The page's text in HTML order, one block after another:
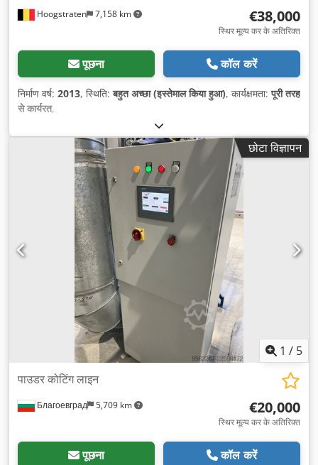
Hoogstraten 7,158 km €38,000
स्थिर मूल्य कर के अतिरिक्त
पूछना कॉल करें
निर्माण वर्ष: 2013, स्थिति:बहुत अच्छा (इस्तेमाल किया हुआ), कार्यक्षमता:पूरी तरह
से कार्यरत,
छोटा विज्ञापन
1 / 5
Благоевград 5,709 km
पाउडर कोटिंग लाइन
€20,000
स्थिर मूल्य कर के अतिरिक्त
पूछना कॉल करें